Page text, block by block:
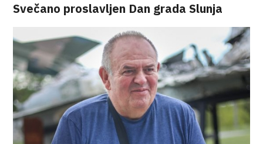
Svečano proslavljen Dan grada Slunja